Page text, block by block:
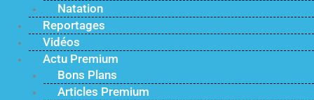
Natation
Reportages
Vidéos
Actu Premium
Bons Plans
Articles Premium